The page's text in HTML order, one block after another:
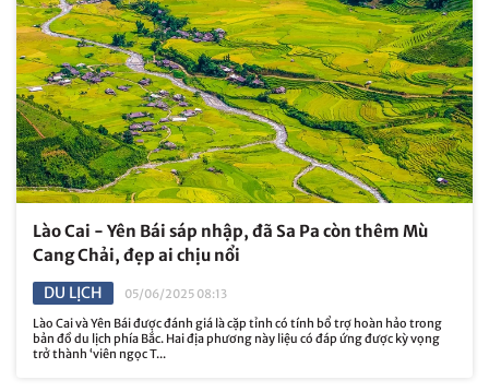
Lào Cai - Yên Bái sáp nhập, đã Sa Pa còn thêm Mù
Cang Chải, đẹp ai chịu nổi
DU LỊCH
05/06/2025 08:13
Lào Cai và Yên Bái được đánh giá là cặp tỉnh có tính bổ trợ hoàn hảo trong
bản đồ du lịch phía Bắc. Hai địa phương này liệu có đáp ứng được kỳ vọng
trở thành ‘viên ngọc T...